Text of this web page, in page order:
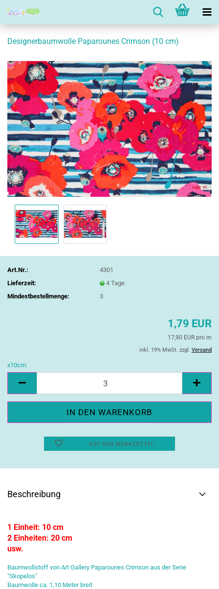
Designerbaumwolle Paparounes Crimson (10 cm)
Art.Nr.:
4301
Lieferzeit:
4 Tage
Mindestbestellmenge:
3
1,79 EUR
17,90 EUR pro m
inkl. 19% MwSt. zzgl. Versand
x10cm:
AUF DEN MERKZETTEL
Beschreibung
1 Einheit: 10 cm
2 Einheiten: 20 cm
usw.
Baumwollstoff von Art Gallery Paparounes Crimson aus der Serie
"Skopelos"
Baumwolle ca. 1,10 Meter breit